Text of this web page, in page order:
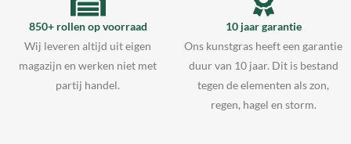
850+ rollen op voorraad
Wij leveren altijd uit eigen
magazijn en werken niet met
partij handel.
10 jaar garantie
Ons kunstgras heeft een garantie
duur van 10 jaar. Dit is bestand
tegen de elementen als zon,
regen, hagel en storm.